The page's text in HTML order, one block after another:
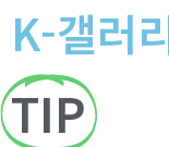
K-갤러
TIP